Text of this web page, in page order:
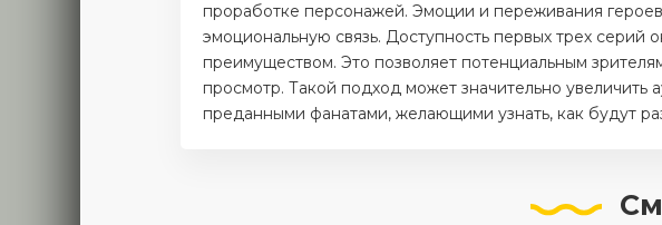
проработке персонажей. Эмоции и переживания
эмоциональную связь. Доступность первых трех серий
преимуществом. Это позволяет потенциальным
просмотр. Такой подход может значительно увеличить
преданными фанатами, желающими узнать, как будут